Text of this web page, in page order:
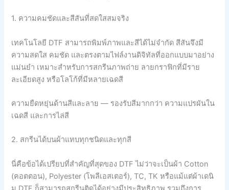
1. ความคมชัดและสีสันที่สดใสสมจริง
เทคโนโลยี DTF สามารถพิมพ์ภาพและสีได้ไม่จำกัด สีสันจึงมี
ความสดใส คมชัด และตรงตามไฟล์งานดิจิทัลที่ออกแบบมาอย่าง
แม่นยำ เหมาะสำหรับการสกรีนภาพถ่าย ลายกราฟิกที่มีราย
ละเอียดสูง หรือโลโก้ที่มีหลายเฉดสี
ความยืดหยุ่นด้านสีและลาย — รองรับสีมากกว่า ความแปรผันใน
เฉดสี และการไล่สี
2. สกรีนได้บนผ้าแทบทุกชนิดและทุกสี
นี่คือข้อได้เปรียบที่สำคัญที่สุดของ DTF ไม่ว่าจะเป็นผ้า Cotton
(คอตตอน), Polyester (โพลีเอสเตอร์), TC, TK หรือแม้แต่ผ้าเดนิ